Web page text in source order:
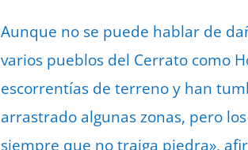
Aunque no se puede hablar de
varios pueblos del Cerrato como
escorrentías de terreno y han
arrastrado algunas zonas, pero
siempre que no traiga piedra»,